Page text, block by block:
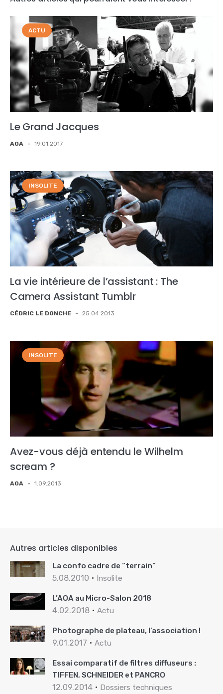
ACTU
Le Grand Jacques
AOA - 19.01.2017
INSOLITE
La vie intérieure de l’assistant : The
Camera Assistant Tumblr
CÉDRIC LE DONCHE - 25.04.2013
INSOLITE
Avez-vous déjà entendu le Wilhelm
scream ?
AOA - 1.09.2013
Autres articles disponibles
La confo cadre de “terrain”
5.08.2010 Insolite
L’AOA au Micro-Salon 2018
4.02.2018 Actu
Photographe de plateau, l’association !
9.01.2017 Actu
Essai comparatif de filtres diffuseurs :
TIFFEN, SCHNEIDER et PANCRO
12.09.2014 Dossiers techniques